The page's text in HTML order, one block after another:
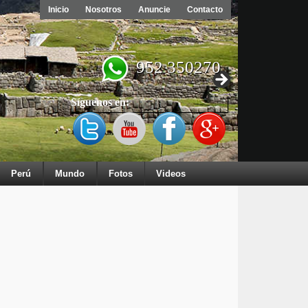
Inicio Nosotros Anuncie Contacto
952 350270
Síguenos en:
Perú Mundo Fotos Videos